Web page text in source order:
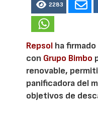
2283
Repsol ha
con Grupo Bimbo
renovable,
panificadora del
objetivos de